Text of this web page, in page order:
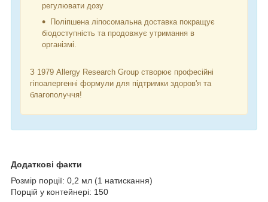
регулювати дозу
Поліпшена ліпосомальна доставка покращує
біодоступність та продовжує утримання в
організмі.
З 1979 Allergy Research Group створює професійні
гіпоалергенні формули для підтримки здоров'я та
благополуччя!
Додаткові факти
Розмір порції: 0,2 мл (1 натискання)
Порцій у контейнері: 150